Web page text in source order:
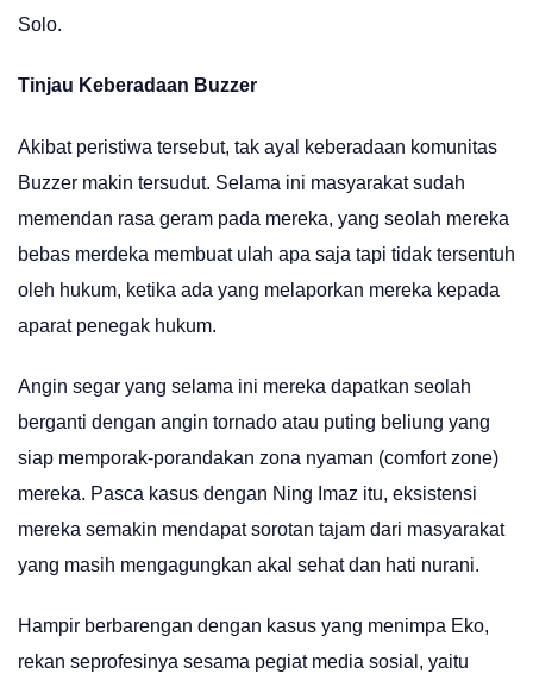
Solo.
Tinjau Keberadaan Buzzer
Akibat peristiwa tersebut, tak ayal keberadaan komunitas
Buzzer makin tersudut. Selama ini masyarakat sudah
memendan rasa geram pada mereka, yang seolah mereka
bebas merdeka membuat ulah apa saja tapi tidak tersentuh
oleh hukum, ketika ada yang melaporkan mereka kepada
aparat penegak hukum.
Angin segar yang selama ini mereka dapatkan seolah
berganti dengan angin tornado atau puting beliung yang
siap memporak-porandakan zona nyaman (comfort zone)
mereka. Pasca kasus dengan Ning Imaz itu, eksistensi
mereka semakin mendapat sorotan tajam dari masyarakat
yang masih mengagungkan akal sehat dan hati nurani.
Hampir berbarengan dengan kasus yang menimpa Eko,
rekan seprofesinya sesama pegiat media sosial, yaitu